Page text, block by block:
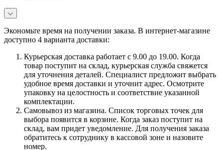
Экономьте время на получении заказа. В интернет-магазине
доступно 4 варианта доставки:
Курьерская доставка работает с 9.00 до 19.00. Когда
товар поступит на склад, курьерская служба свяжется
для уточнения деталей. Специалист предложит выбрать
удобное время доставки и уточнит адрес. Осмотрите
упаковку на целостность и соответствие указанной
комплектации.
Самовывоз из магазина. Список торговых точек для
выбора появится в корзине. Когда заказ поступит на
склад, вам придет уведомление. Для получения заказа
обратитесь к сотруднику в кассовой зоне и назовите
номер.